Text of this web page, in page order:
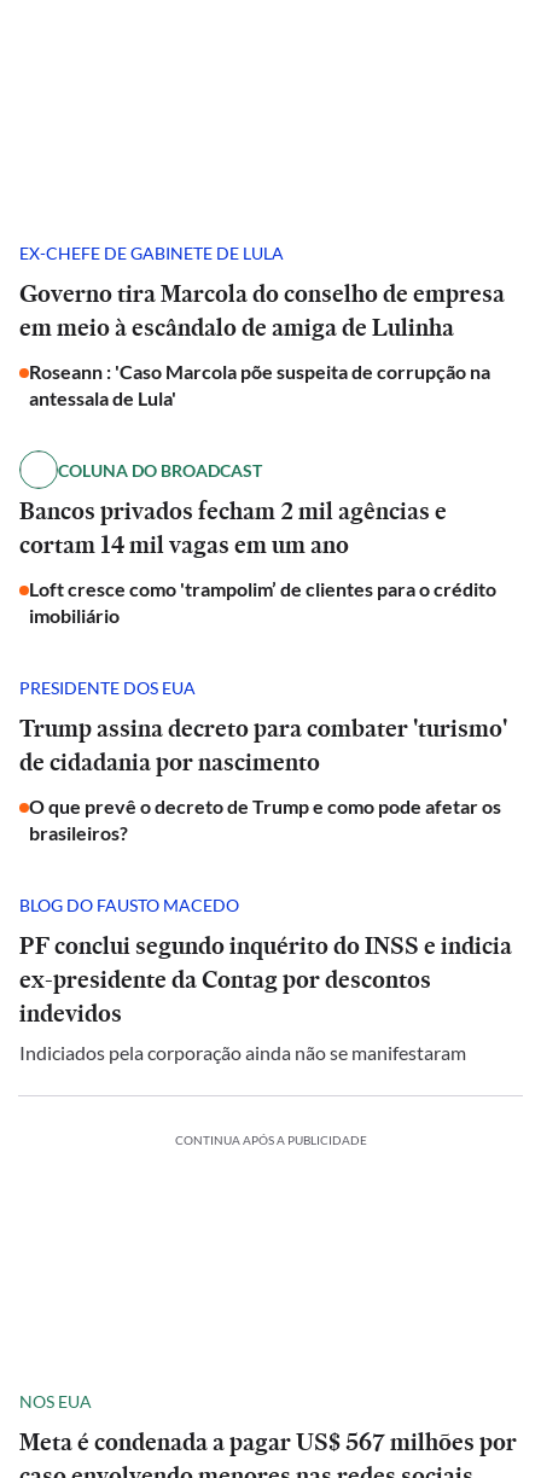
EX-CHEFE DE GABINETE DE LULA
Governo tira Marcola do conselho de empresa
em meio à escândalo de amiga de Lulinha
Roseann : 'Caso Marcola põe suspeita de corrupção na
antessala de Lula'
COLUNA DO BROADCAST
Bancos privados fecham 2 mil agências e
cortam 14 mil vagas em um ano
Loft cresce como 'trampolim’ de clientes para o crédito
imobiliário
PRESIDENTE DOS EUA
Trump assina decreto para combater 'turismo'
de cidadania por nascimento
O que prevê o decreto de Trump e como pode afetar os
brasileiros?
BLOG DO FAUSTO MACEDO
PF conclui segundo inquérito do INSS e indicia
ex-presidente da Contag por descontos
indevidos
Indiciados pela corporação ainda não se manifestaram
CONTINUA APÓS A PUBLICIDADE
NOS EUA
Meta é condenada a pagar US$ 567 milhões por